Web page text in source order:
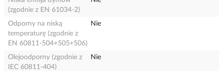
(zgodnie z EN 61034-2)
Odporny na niską
temperaturę (zgodnie z
EN 60811-504+505+506)
Nie
Olejoodporny (zgodnie z
IEC 60811-404)
Nie